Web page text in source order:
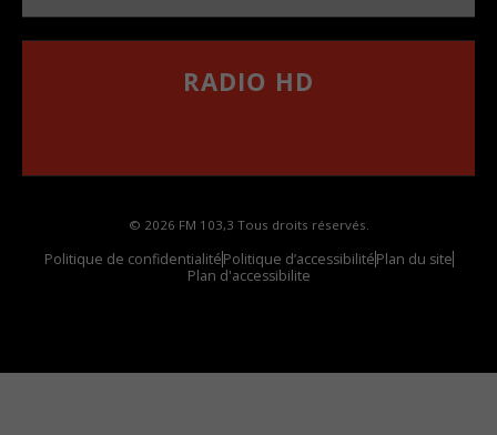
RADIO HD
© 2026 FM 103,3 Tous droits réservés.
Politique de confidentialitéPolitique d’accessibilitéPlan du site
Plan d'accessibilite